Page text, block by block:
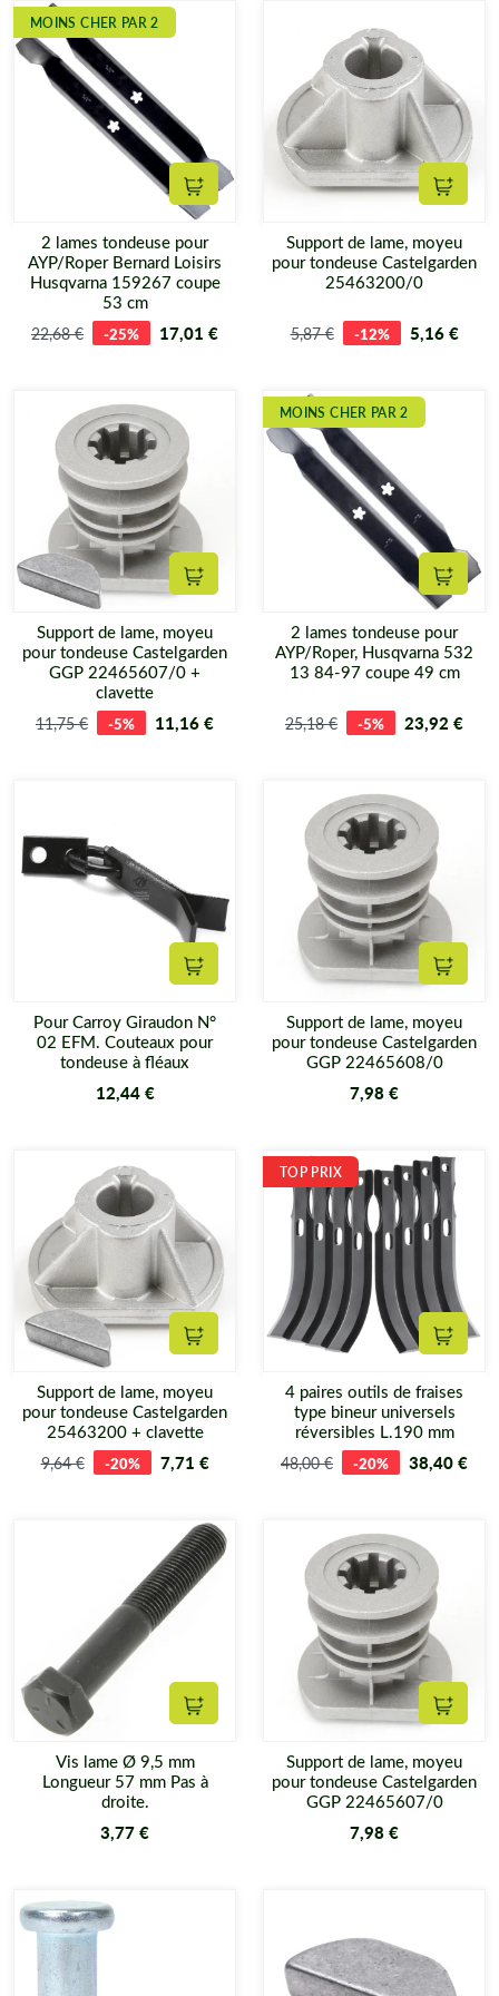
MOINS CHER PAR 2
Ajouter au panier
2 lames tondeuse pour
AYP/Roper Bernard Loisirs
Husqvarna 159267 coupe
53 cm
22,68 € -25% 17,01 €
Support de lame, moyeu
pour tondeuse Castelgarden
25463200/0
5,87 € -12% 5,16 €
Ajouter au panier
Support de lame, moyeu
pour tondeuse Castelgarden
GGP 22465607/0 +
clavette
11,75 € -5% 11,16 €
MOINS CHER PAR 2
2 lames tondeuse pour
AYP/Roper, Husqvarna 532
13 84-97 coupe 49 cm
25,18 € -5% 23,92 €
Ajouter au panier
Pour Carroy Giraudon N°
02 EFM. Couteaux pour
tondeuse à fléaux
12,44 €
Support de lame, moyeu
pour tondeuse Castelgarden
GGP 22465608/0
7,98 €
Ajouter au panier
Support de lame, moyeu
pour tondeuse Castelgarden
25463200 + clavette
9,64 € -20% 7,71 €
TOP PRIX
4 paires outils de fraises
type bineur universels
réversibles L.190 mm
48,00 € -20% 38,40 €
Ajouter au panier
Vis lame Ø 9,5 mm
Longueur 57 mm Pas à
droite.
3,77 €
Support de lame, moyeu
pour tondeuse Castelgarden
GGP 22465607/0
7,98 €